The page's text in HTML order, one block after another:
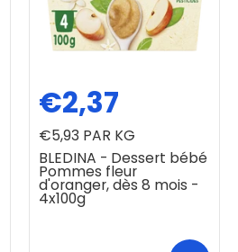
BLEDINA - Dessert bébé
Pommes fleur
d'oranger, dès 8 mois -
4x100g
€2,37
€5,93 PAR KG